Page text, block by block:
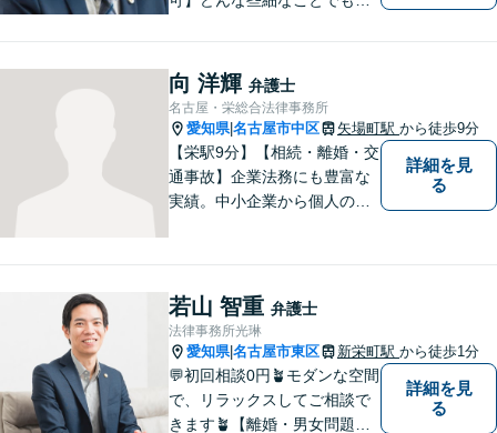
ターネット／削除請求や開示
請求、利用規約などのトラブ
ルはお任せ！相続／感情面の
納得感を重視します。
向 洋輝 弁護士
名古屋・栄総合法律事務所
愛知県|名古屋市中区 矢場町駅 から徒歩9分
【栄駅9分】【相続・離婚・交
通事故】企業法務にも豊富な
実績。中小企業から個人の方
お困りのことがございました
ら、まずはお気軽にご相談く
ださい。
詳細を見
る
若山 智重 弁護士
法律事務所光琳
愛知県|名古屋市東区 新栄町駅 から徒歩1分
💬初回相談0円🪴モダンな空間
で、リラックスしてご相談で
きます🪴【離婚・男女問題】
詳細を見
る